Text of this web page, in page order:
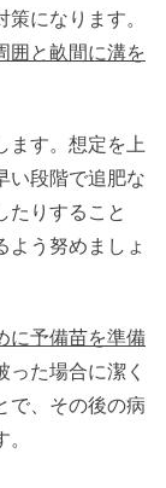
になります。
囲と畝間に溝を
ます。想定を上
い段階で追肥な
たりすること
よう努めましょ
に予備苗を準備
った場合に潔く
で、その後の病